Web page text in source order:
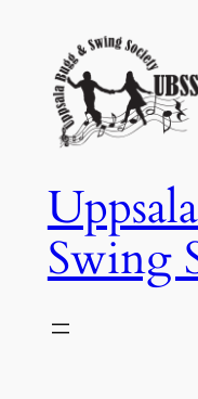
innehåll
Swing